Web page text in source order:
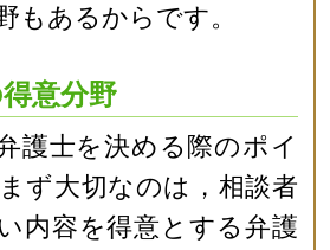
もあるからです。
意分野
護士を決める際のポイ
ず大切なのは，相談者
内容を得意とする弁護